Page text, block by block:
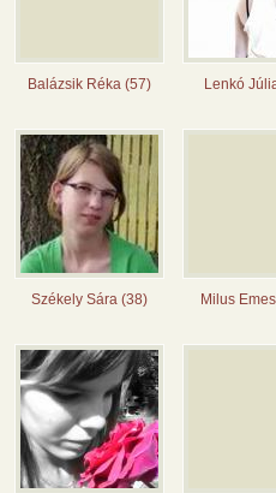
Balázsik Réka (57) Lenkó
Székely Sára (38) Milus